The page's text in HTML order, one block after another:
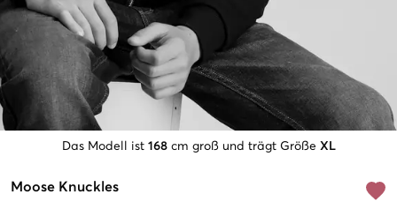
Das Modell ist 168 cm groß und trägt Größe XL
Moose Knuckles